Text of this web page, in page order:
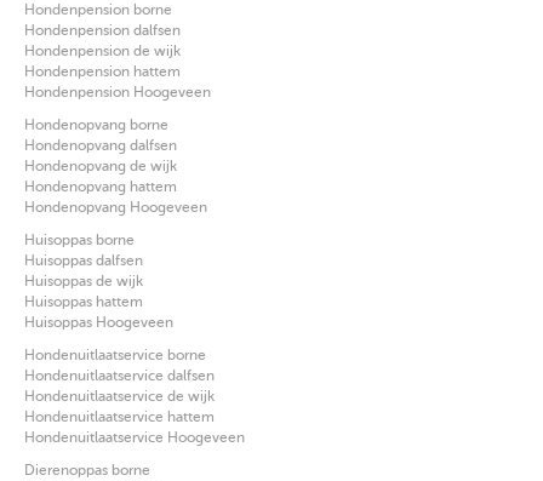
Hondenpension borne
Hondenpension dalfsen
Hondenpension de wijk
Hondenpension hattem
Hondenpension Hoogeveen
Hondenopvang borne
Hondenopvang dalfsen
Hondenopvang de wijk
Hondenopvang hattem
Hondenopvang Hoogeveen
Huisoppas borne
Huisoppas dalfsen
Huisoppas de wijk
Huisoppas hattem
Huisoppas Hoogeveen
Hondenuitlaatservice borne
Hondenuitlaatservice dalfsen
Hondenuitlaatservice de wijk
Hondenuitlaatservice hattem
Hondenuitlaatservice Hoogeveen
Dierenoppas borne